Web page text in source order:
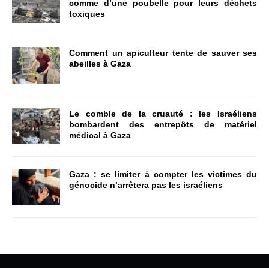
comme d’une poubelle pour leurs déchets
toxiques
Comment un apiculteur tente de sauver ses
abeilles à Gaza
Le comble de la cruauté : les Israéliens
bombardent des entrepôts de matériel
médical à Gaza
Gaza : se limiter à compter les victimes du
génocide n’arrêtera pas les israéliens